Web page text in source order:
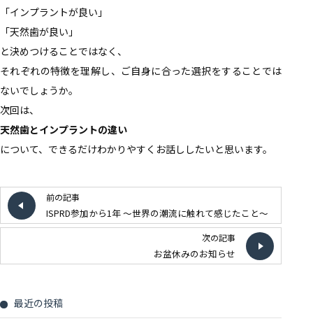
「インプラントが良い」
「天然歯が良い」
と決めつけることではなく、
それぞれの特徴を理解し、ご自身に合った選択をすることでは
ないでしょうか。
次回は、
天然歯とインプラントの違い
について、できるだけわかりやすくお話ししたいと思います。
前の記事
ISPRD参加から1年 〜世界の潮流に触れて感じたこと〜
次の記事
お盆休みのお知らせ
最近の投稿